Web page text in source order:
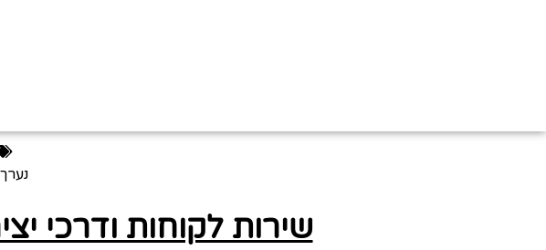
שירות לקוחות ודרכי